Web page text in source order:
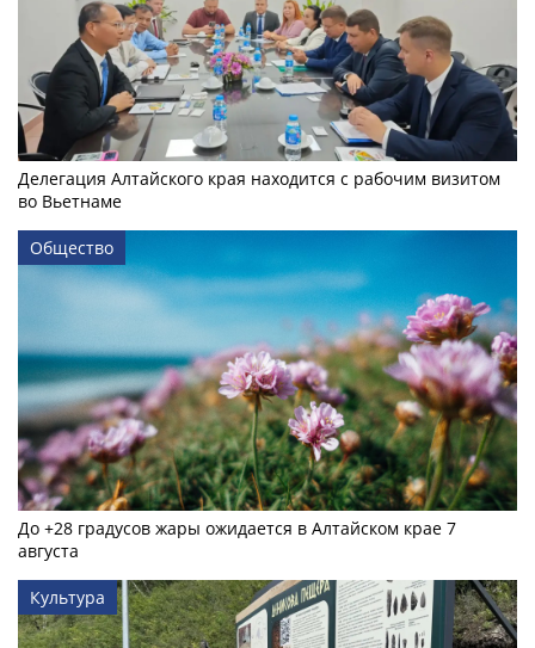
Делегация Алтайского края находится с рабочим визитом
во Вьетнаме
Общество
До +28 градусов жары ожидается в Алтайском крае 7
августа
Культура